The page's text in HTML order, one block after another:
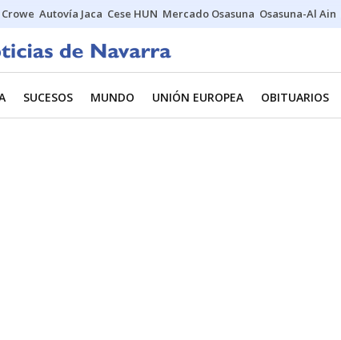
Autovía Jaca Cese HUN Mercado Osasuna Osasuna-Al Ain
SUCESOS MUNDO UNIÓN EUROPEA OBITUARIOS